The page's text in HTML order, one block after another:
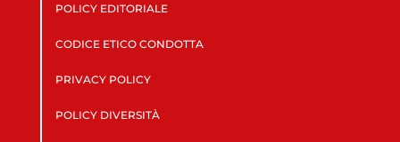
POLICY EDITORIALE
CODICE ETICO CONDOTTA
PRIVACY POLICY
POLICY DIVERSITÀ